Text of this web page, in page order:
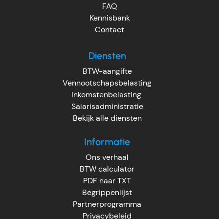
FAQ
Kennisbank
Contact
Diensten
BTW-aangifte
Vennootschapsbelasting
Inkomstenbelasting
Salarisadministratie
Bekijk alle diensten
Informatie
Ons verhaal
BTW calculator
PDF naar TXT
Begrippenlijst
Partnerprogramma
Privacybeleid